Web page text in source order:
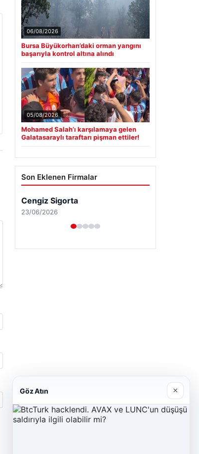
06/08/2026
Bursa Büyükorhan’daki orman yangını
başarıyla kontrol altına alındı
05/08/2026
Mohamed Salah’ı karşılamaya gelen
Galatasaraylı taraftarı pişman ettiler!
Son Eklenen Firmalar
Cengiz Sigorta
23/06/2026
Göz Atın ×